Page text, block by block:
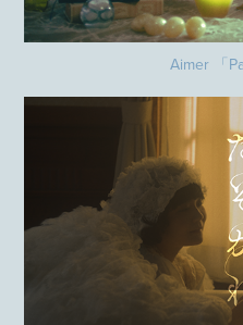
Aimer 「